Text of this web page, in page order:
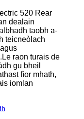
520 Rear
dealain
taobh a-
teicneòlach
raon turais de
gu bheil
fìor mhath,
iomlan